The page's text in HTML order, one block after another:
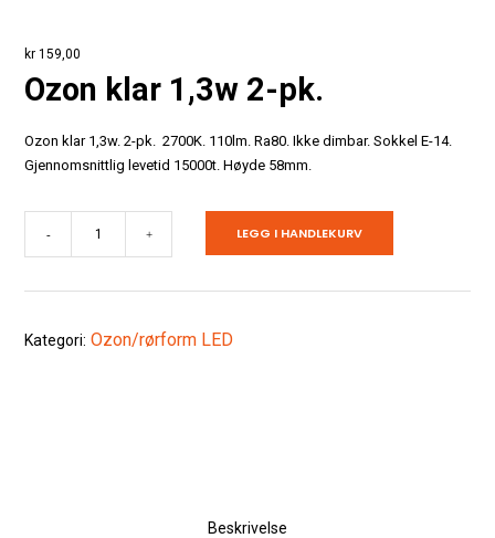
kr 159,00
Ozon klar 1,3w 2-pk.
Ozon klar 1,3w. 2-pk. 2700K. 110lm. Ra80. Ikke dimbar. Sokkel E-14.
Gjennomsnittlig levetid 15000t. Høyde 58mm.
klar
1,3w
pk.
- + LEGG I HANDLEKURV
Kategori: Ozon/rørform LED
Beskrivelse